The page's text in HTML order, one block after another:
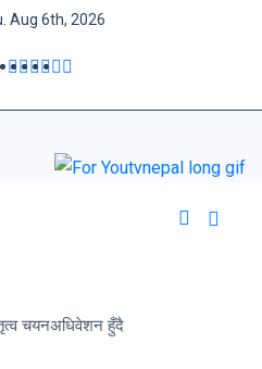
Aug 6th, 2026
चयनअधिवेशन हुँदै